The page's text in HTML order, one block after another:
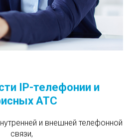
IP-телефонии и
АТС
и внешней телефонной
связи,